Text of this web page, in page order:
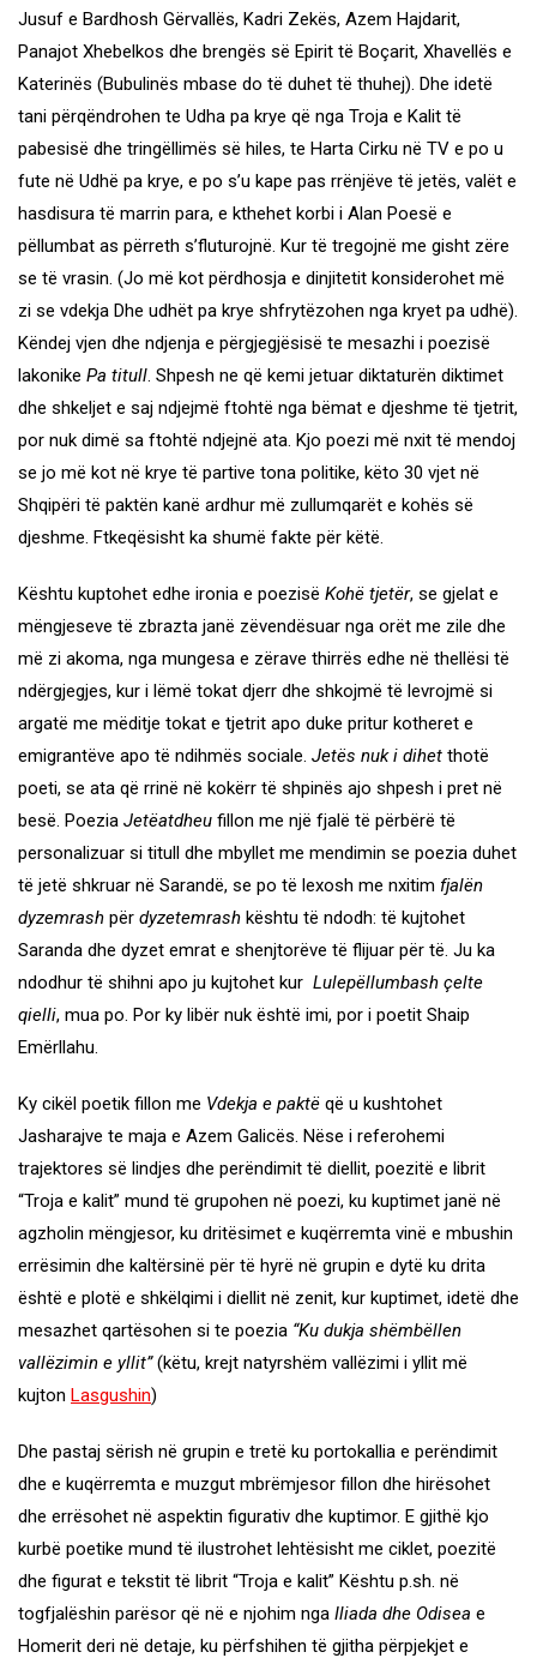
Jusuf e Bardhosh Gërvallës, Kadri Zekës, Azem Hajdarit,
Panajot Xhebelkos dhe brengës së Epirit të Boçarit, Xhavellës e
Katerinës (Bubulinës mbase do të duhet të thuhej). Dhe idetë
tani përqëndrohen te Udha pa krye që nga Troja e Kalit të
pabesisë dhe tringëllimës së hiles, te Harta Cirku në TV e po u
fute në Udhë pa krye, e po s’u kape pas rrënjëve të jetës, valët e
hasdisura të marrin para, e kthehet korbi i Alan Poesë e
pëllumbat as përreth s’fluturojnë. Kur të tregojnë me gisht zëre
se të vrasin. (Jo më kot përdhosja e dinjitetit konsiderohet më
zi se vdekja Dhe udhët pa krye shfrytëzohen nga kryet pa udhë).
Këndej vjen dhe ndjenja e përgjegjësisë te mesazhi i poezisë
lakonike Pa titull. Shpesh ne që kemi jetuar diktaturën diktimet
dhe shkeljet e saj ndjejmë ftohtë nga bëmat e djeshme të tjetrit,
por nuk dimë sa ftohtë ndjejnë ata. Kjo poezi më nxit të mendoj
se jo më kot në krye të partive tona politike, këto 30 vjet në
Shqipëri të paktën kanë ardhur më zullumqarët e kohës së
djeshme. Ftkeqësisht ka shumë fakte për këtë.
Kështu kuptohet edhe ironia e poezisë Kohë tjetër, se gjelat e
mëngjeseve të zbrazta janë zëvendësuar nga orët me zile dhe
më zi akoma, nga mungesa e zërave thirrës edhe në thellësi të
ndërgjegjes, kur i lëmë tokat djerr dhe shkojmë të levrojmë si
argatë me mëditje tokat e tjetrit apo duke pritur kotheret e
emigrantëve apo të ndihmës sociale. Jetës nuk i dihet thotë
poeti, se ata që rrinë në kokërr të shpinës ajo shpesh i pret në
besë. Poezia Jetëatdheu fillon me një fjalë të përbërë të
personalizuar si titull dhe mbyllet me mendimin se poezia duhet
të jetë shkruar në Sarandë, se po të lexosh me nxitim fjalën
dyzemrash për dyzetemrash kështu të ndodh: të kujtohet
Saranda dhe dyzet emrat e shenjtorëve të flijuar për të. Ju ka
ndodhur të shihni apo ju kujtohet kur Lulepëllumbash çelte
qielli, mua po. Por ky libër nuk është imi, por i poetit Shaip
Emërllahu.
Ky cikël poetik fillon me Vdekja e paktë që u kushtohet
Jasharajve te maja e Azem Galicës. Nëse i referohemi
trajektores së lindjes dhe perëndimit të diellit, poezitë e librit
“Troja e kalit” mund të grupohen në poezi, ku kuptimet janë në
agzholin mëngjesor, ku dritësimet e kuqërremta vinë e mbushin
errësimin dhe kaltërsinë për të hyrë në grupin e dytë ku drita
është e plotë e shkëlqimi i diellit në zenit, kur kuptimet, idetë dhe
mesazhet qartësohen si te poezia “Ku dukja shëmbëllen
vallëzimin e yllit”(këtu, krejt natyrshëm vallëzimi i yllit më
kujton Lasgushin)
Dhe pastaj sërish në grupin e tretë ku portokallia e perëndimit
dhe e kuqërremta e muzgut mbrëmjesor fillon dhe hirësohet
dhe errësohet në aspektin figurativ dhe kuptimor. E gjithë kjo
kurbë poetike mund të ilustrohet lehtësisht me ciklet, poezitë
dhe figurat e tekstit të librit “Troja e kalit” Kështu p.sh. në
togfjalëshin parësor që në e njohim nga Iliada dhe Odisea e
Homerit deri në detaje, ku përfshihen të gjitha përpjekjet e